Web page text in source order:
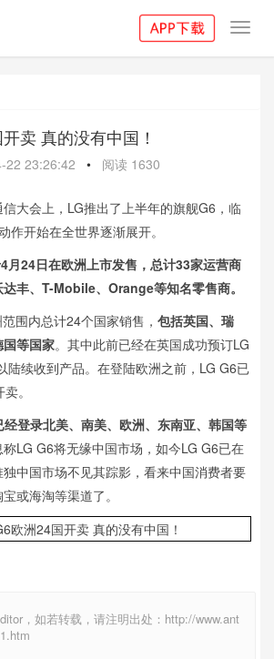
卖 真的没有中国！
22 23:26:42 • 阅读 1630
大会上，LG推出了上半年的旗舰G6，临
作开始在全世界逐渐展开。
月24日在欧洲上市发售，总计33家运营商
丰、T-Mobile、Orange等知名零售商。
围内总计24个国家销售， 包括英国、瑞
等国家。其中此前已经在英国成功预订LG
陆续收到产品。在登陆欧洲之前，LG G6已
。
登录北美、南美、欧洲、东南亚、韩国等
称LG G6将无缘中国市场，如今LG G6已在
中国市场不见其踪影，看来中国消费者要
或海淘等渠道了。
，如若转载，请注明出处：http://www.ant